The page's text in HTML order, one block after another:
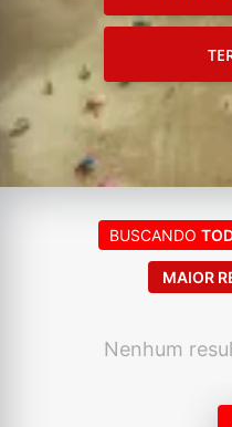
BUSCANDO
MAIOR
Nenhum